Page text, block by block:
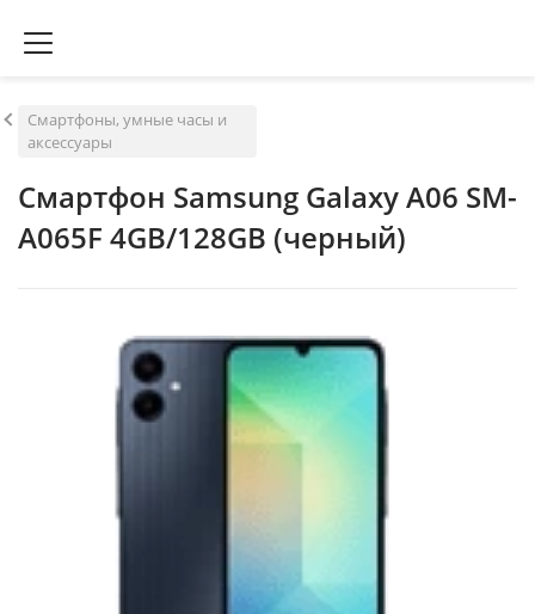
Смартфоны, умные часы и
аксессуары
Смартфон Samsung Galaxy A06 SM-
A065F 4GB/128GB (черный)